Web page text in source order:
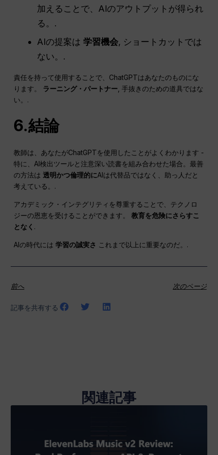
加えることで、AIのアウトプットが得られ
る。.
AIの提案は学習機会, ショートカットでは
ない。.
責任を持って使用することで、ChatGPTはあなたのものにな
ります。 ラーニング・パートナー , 手抜きのための道具ではな
い。.
6.結論
教師は、あなたがChatGPTを使用したことがよくわかります -
特に、AI検出ツールと注意深い読書を組み合わせた場合。最善
の方法は透明かつ倫理的にAIは代替品ではなく、助っ人だと
考えている。.
アカデミック・インテグリティを尊重することで、テクノロ
ジーの恩恵を受けることができます。教育を危険にさらすこ
となく .
AIの時代には学習の誠実さ これまで以上に重要なのだ。.
前へ 次のページ
記事を共有する
関連記事